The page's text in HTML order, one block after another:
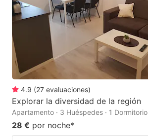
4.9 (27 evaluaciones)
Explorar la diversidad de la región
Apartamento · 3 Huéspedes · 1 Dormitorio
28 € por noche*